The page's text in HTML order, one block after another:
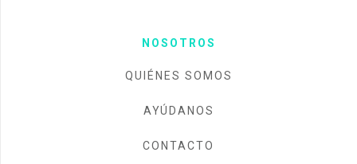
NOSOTROS
QUIÉNES SOMOS
AYÚDANOS
CONTACTO